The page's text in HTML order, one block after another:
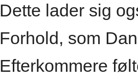
Dette lader sig
Forhold, som
Efterkommere